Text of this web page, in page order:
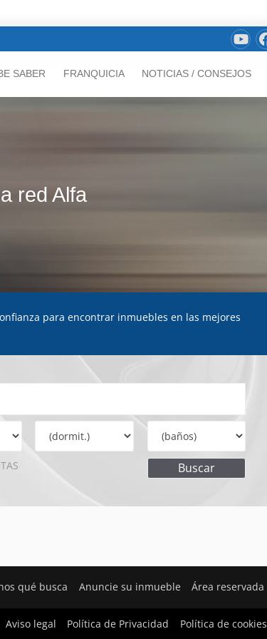
SABER FRANQUICIA NOTICIAS / CONSEJOS
red Alfa
para encontrar inmuebles en las mejores
qué busca Anuncie su inmueble Área reservada
Aviso legal Política de Privacidad Política de cookies